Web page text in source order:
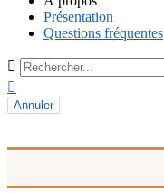
Présentation
Questions fréquentes


Annuler